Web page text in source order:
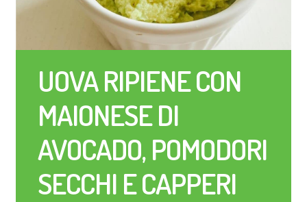
UOVA RIPIENE CON
MAIONESE DI
AVOCADO, POMODORI
SECCHI E CAPPERI